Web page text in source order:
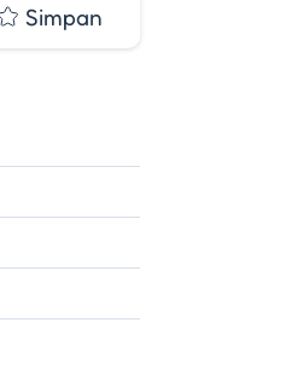
Simpan